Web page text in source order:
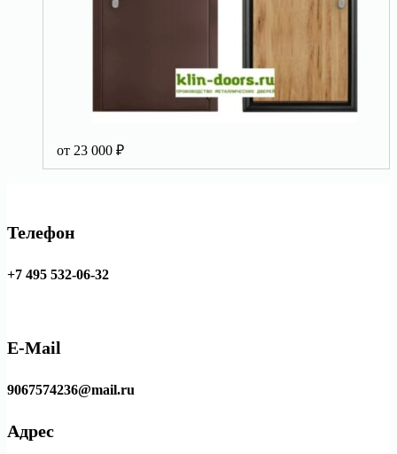
от 23 000 ₽
Телефон
+7 495 532-06-32
E-Mail
9067574236@mail.ru
Адрес